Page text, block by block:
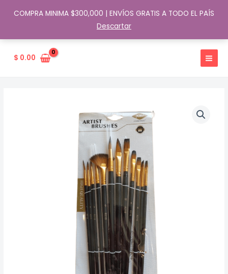
COMPRA MINIMA $300,000 | ENVÍOS GRATIS A TODO EL PAÍS
Descartar
$ 0.00